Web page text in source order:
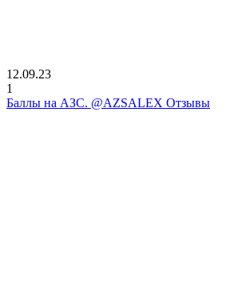
12.09.23
1
Баллы на АЗС. @AZSALEX Отзывы